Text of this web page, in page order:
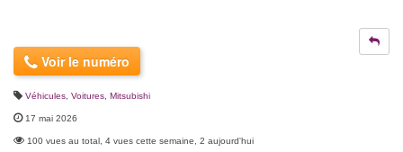
Voir le numéro
Véhicules Voitures Mitsubishi
17 mai 2026
100 vues au total, 4 vues cette semaine, 2 aujourd'hui